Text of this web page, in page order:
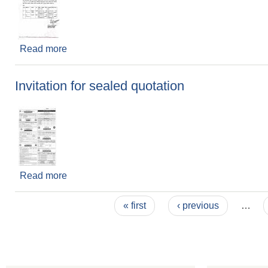
Read more
Invitation for sealed quotation
Read more
« first ‹ previous …